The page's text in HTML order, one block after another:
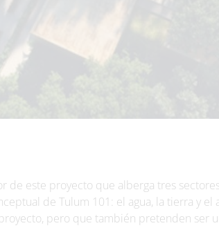
de este proyecto que alberga tres
de Tulum 101: el agua, la tierra y el
pero que también pretenden ser